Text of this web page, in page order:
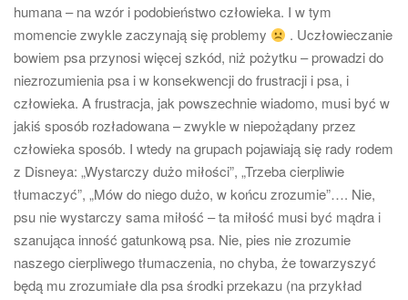
humana – na wzór i podobieństwo człowieka. I w tym
momencie zwykle zaczynają się problemy
. Uczłowieczanie
bowiem psa przynosi więcej szkód, niż pożytku – prowadzi do
niezrozumienia psa i w konsekwencji do frustracji i psa, i
człowieka. A frustracja, jak powszechnie wiadomo, musi być w
jakiś sposób rozładowana – zwykle w niepożądany przez
człowieka sposób. I wtedy na grupach pojawiają się rady rodem
z Disneya: „Wystarczy dużo miłości”, „Trzeba cierpliwie
tłumaczyć”, „Mów do niego dużo, w końcu zrozumie”…. Nie,
psu nie wystarczy sama miłość – ta miłość musi być mądra i
szanująca inność gatunkową psa. Nie, pies nie zrozumie
naszego cierpliwego tłumaczenia, no chyba, że towarzyszyć
będą mu zrozumiałe dla psa środki przekazu (na przykład